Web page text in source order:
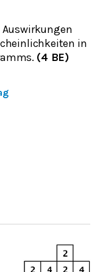
in
(4 BE)